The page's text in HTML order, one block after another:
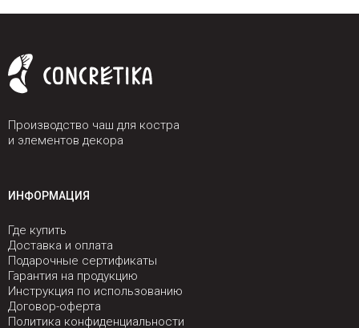
Производство чаш для костра
и элементов декора
ИНФОРМАЦИЯ
Где купить
Доставка и оплата
Подарочные сертификаты
Гарантия на продукцию
Инструкция по использованию
Договор-оферта
Политика конфиденциальности